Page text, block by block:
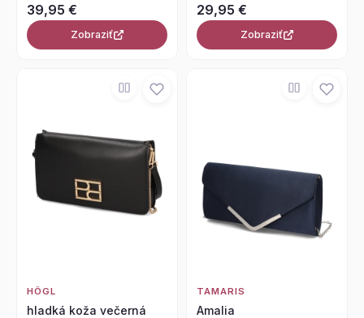
39,95 €
Zobraziť
29,95 €
Zobraziť
HÖGL
hladká koža večerná
TAMARIS
Amalia